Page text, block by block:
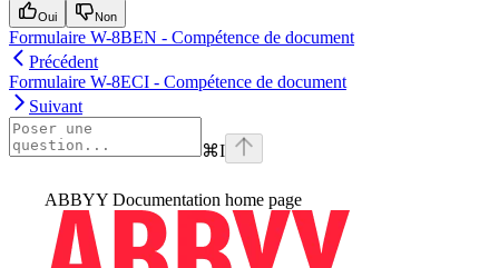
Oui Non
Formulaire W-8BEN - Compétence de document
Précédent
Formulaire W-8ECI - Compétence de document
Suivant
⌘I
ABBYY Documentation home page